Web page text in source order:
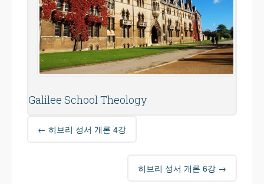
Galilee School Theology
Post
navigation
← 히브리 성서 개론 4강
히브리 성서 개론 6강 →